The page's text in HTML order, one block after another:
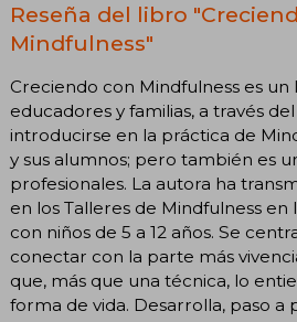
Reseña del libro
Mindfulness"
Creciendo con Mindfulness es un
educadores y familias, a través
introducirse en la práctica de
y sus alumnos; pero también es
profesionales. La autora ha
en los Talleres de Mindfulness en
con niños de 5 a 12 años. Se
conectar con la parte más
que, más que una técnica, lo
forma de vida. Desarrolla, paso a